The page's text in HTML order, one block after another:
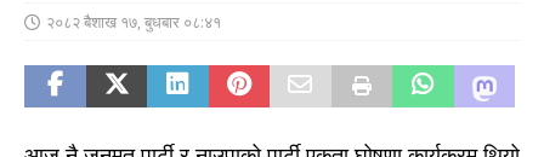
२०८२ बैशाख १७, बुधबार ०८:४१